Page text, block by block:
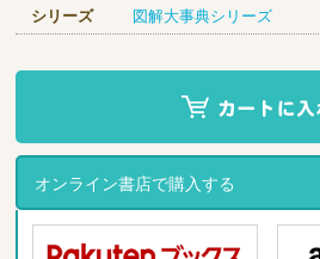
シリーズ
図解大事典シリーズ
オンライン書店で購入する